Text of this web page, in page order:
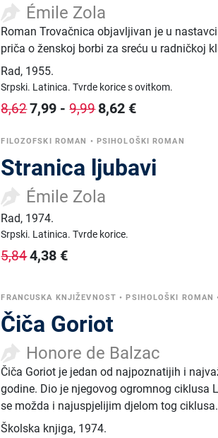
Émile Zola
Roman Trovačnica objavljivan je u
priča o ženskoj borbi za sreću u radničkoj
Rad, 1955.
Srpski. Latinica.Tvrde korice s ovitkom.
8,627,99 -9,998,62 €
FILOZOFSKI ROMAN • PSIHOLOŠKI ROMAN
Stranica ljubavi
Émile Zola
Rad, 1974.
Srpski. Latinica.Tvrde korice.
5,844,38 €
FRANCUSKA KNJIŽEVNOST • PSIHOLOŠKI ROMAN
Čiča Goriot
Honore de Balzac
Čiča Goriot je jedan od najpoznatijih i
godine. Dio je njegovog ogromnog ciklusa
se možda i najuspjelijim djelom tog ciklusa.
Školska knjiga, 1974.